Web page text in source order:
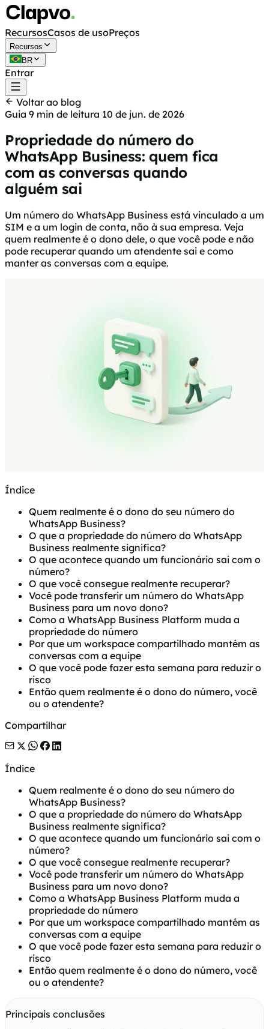
RecursosCasos de usoPreços
Recursos
BR
EntrarComeçar grátis
Voltar ao blog
Guia 9 min de leitura 10 de jun. de 2026
Propriedade do número do
WhatsApp Business: quem fica
com as conversas quando
alguém sai
Um número do WhatsApp Business está vinculado a um
SIM e a um login de conta, não à sua empresa. Veja
quem realmente é o dono dele, o que você pode e não
pode recuperar quando um atendente sai e como
manter as conversas com a equipe.
Índice
Quem realmente é o dono do seu número do
WhatsApp Business?
O que a propriedade do número do WhatsApp
Business realmente significa?
O que acontece quando um funcionário sai com o
número?
O que você consegue realmente recuperar?
Você pode transferir um número do WhatsApp
Business para um novo dono?
Como a WhatsApp Business Platform muda a
propriedade do número
Por que um workspace compartilhado mantém as
conversas com a equipe
O que você pode fazer esta semana para reduzir o
risco
Então quem realmente é o dono do número, você
ou o atendente?
Compartilhar
Índice
Quem realmente é o dono do seu número do
WhatsApp Business?
O que a propriedade do número do WhatsApp
Business realmente significa?
O que acontece quando um funcionário sai com o
número?
O que você consegue realmente recuperar?
Você pode transferir um número do WhatsApp
Business para um novo dono?
Como a WhatsApp Business Platform muda a
propriedade do número
Por que um workspace compartilhado mantém as
conversas com a equipe
O que você pode fazer esta semana para reduzir o
risco
Então quem realmente é o dono do número, você
ou o atendente?
Principais conclusões